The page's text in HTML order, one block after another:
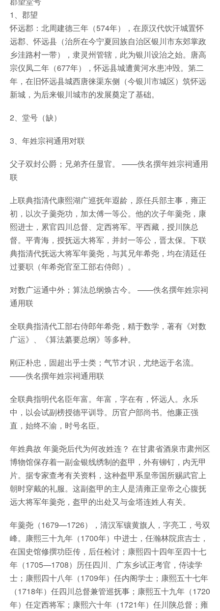
1、郡望
怀远郡：北周建德三年（574年），在原汉代饮汗城置怀
远郡、怀远县（治所在今宁夏回族自治区银川市东郊掌政
乡洼路村一带），隶灵州管辖，此为银川设治之始。唐高
宗仪凤二年（677年），怀远县城遭黄河水患冲毁。第二
年，在旧怀远县城西唐徕渠东侧（今银川市城区）筑怀远
新城，为后来银川城市的发展奠定了基础。
2、堂号（缺）
3、年姓宗祠通用对联
父子双封公爵；兄弟齐任显官。 ——佚名撰年姓宗祠通用
联
上联典指清代康熙湖广巡抚年遐龄，原任兵部主事，雍正
初，以次子羹尧功，加太傅一等公。他的次子年羹尧，康
熙进士，累官四川总督、定西将军。平西藏，授川陕总
督。平青海，授抚远大将军，并封一等公，晋太保。下联
典指清代抚远大将军年羹尧，与其兄年希尧，均在清廷任
过要职（年希尧官至工部右侍郎）。
对数广运通中外；算法总纲焕古今。 ——佚名撰年姓宗祠
通用联
全联典指清代工部右侍郎年希尧，精于数学，著有《对数
广运》、《算法纂要总纲》等多种。
刚正朴忠，固超出乎士类；气节才识，尤绝远于名流。
——佚名撰年姓宗祠通用联
全联典指明代名臣年富。年富，字在有，怀远人。永乐
中，以会试副榜授德平训导。历官户部尚书。他廉正强
直，始终不渝，时号名臣。
年姓典故 年羹尧后代为何改姓连？ 在甘肃省酒泉市肃州区
博物馆保存着一副金银线绣制的盔甲，外有铆钉，内无甲
片。据专家查考有关资料，这种盔甲系皇帝国所赐武官上
朝时穿戴的礼服。这副盔甲的主人是清雍正皇帝之心腹抚
远大将军年羹尧，盔甲的出处又与金塔连姓人有关。
年羹尧（1679—1726），清汉军镶黄旗人，字亮工，号双
峰。康熙三十九年（1700年）中进士，任瀚林院庶吉士，
在国史馆修撰功臣传，后任检讨；康熙四十四年至四十七
年（1705—1708）历任四川、广东乡试正考官，侍读学
士；康熙四十八年（1709年）任内阁学士；康熙五十七年
（1718年）任四川总督兼管巡抚事；康熙五十九年（1720
年）任定西将军；康熙六十年（1721年）任川陕总督；雍